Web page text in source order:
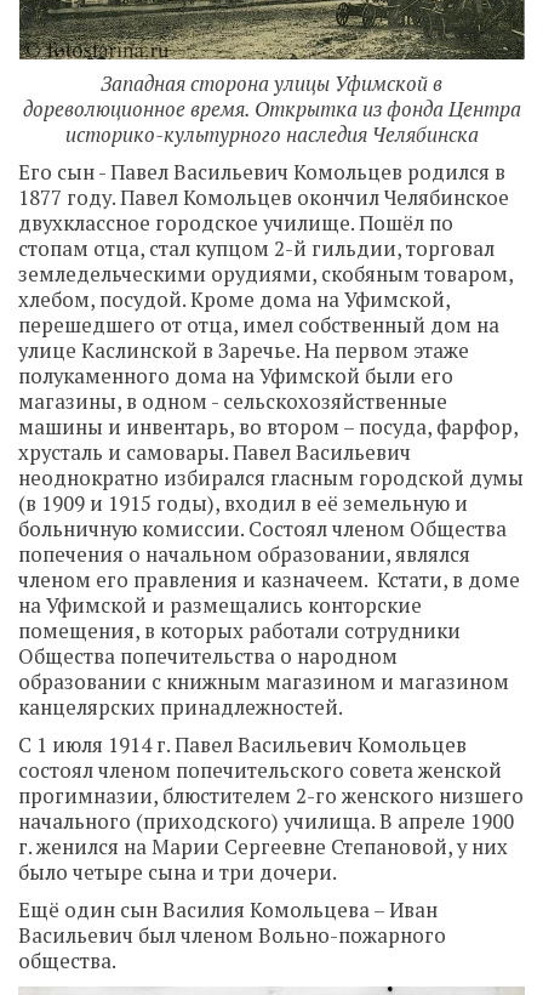
Западная сторона улицы Уфимской в
дореволюционное время. Открытка из фонда Центра
историко-культурного наследия Челябинска
Его сын - Павел Васильевич Комольцев родился в
1877 году. Павел Комольцев окончил Челябинское
двухклассное городское училище. Пошёл по
стопам отца, стал купцом 2-й гильдии, торговал
земледельческими орудиями, скобяным товаром,
хлебом, посудой. Кроме дома на Уфимской,
перешедшего от отца, имел собственный дом на
улице Каслинской в Заречье. На первом этаже
полукаменного дома на Уфимской были его
магазины, в одном - сельскохозяйственные
машины и инвентарь, во втором – посуда, фарфор,
хрусталь и самовары. Павел Васильевич
неоднократно избирался гласным городской думы
(в 1909 и 1915 годы), входил в её земельную и
больничную комиссии. Состоял членом Общества
попечения о начальном образовании, являлся
членом его правления и казначеем. Кстати, в доме
на Уфимской и размещались конторские
помещения, в которых работали сотрудники
Общества попечительства о народном
образовании с книжным магазином и магазином
канцелярских принадлежностей.
С 1 июля 1914 г. Павел Васильевич Комольцев
состоял членом попечительского совета женской
прогимназии, блюстителем 2-го женского низшего
начального (приходского) училища. В апреле 1900
г. женился на Марии Сергеевне Степановой, у них
было четыре сына и три дочери.
Ещё один сын Василия Комольцева – Иван
Васильевич был членом Вольно-пожарного
общества.